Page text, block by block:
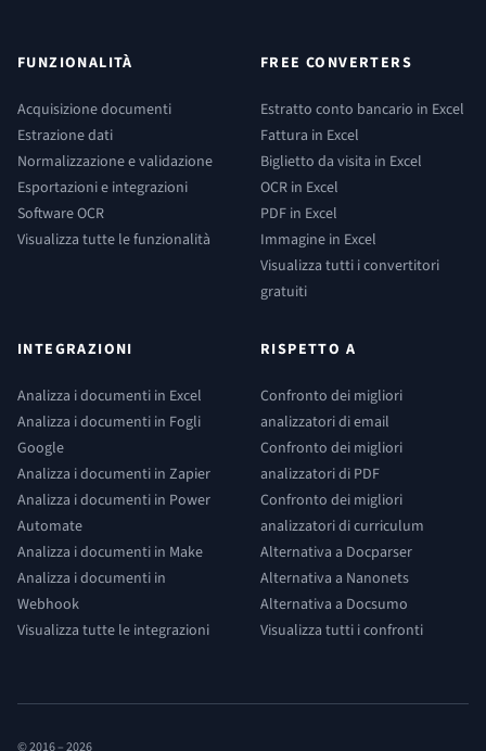
FUNZIONALITÀ
Acquisizione documenti
Estrazione dati
Normalizzazione e validazione
Esportazioni e integrazioni
Software OCR
Visualizza tutte le funzionalità
FREE CONVERTERS
Estratto conto bancario in Excel
Fattura in Excel
Biglietto da visita in Excel
OCR in Excel
PDF in Excel
Immagine in Excel
Visualizza tutti i convertitori
gratuiti
INTEGRAZIONI
Analizza i documenti in Excel
Analizza i documenti in Fogli
Google
Analizza i documenti in Zapier
Analizza i documenti in Power
Automate
Analizza i documenti in Make
Analizza i documenti in
Webhook
Visualizza tutte le integrazioni
RISPETTO A
Confronto dei migliori
analizzatori di email
Confronto dei migliori
analizzatori di PDF
Confronto dei migliori
analizzatori di curriculum
Alternativa a Docparser
Alternativa a Nanonets
Alternativa a Docsumo
Visualizza tutti i confronti
© 2016 –2026